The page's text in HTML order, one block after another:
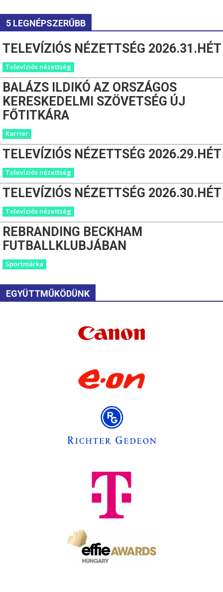
5 LEGNÉPSZERŰBB
TELEVÍZIÓS NÉZETTSÉG 2026.31.HÉT
Televíziós nézettség
BALÁZS ILDIKÓ AZ ORSZÁGOS
KERESKEDELMI SZÖVETSÉG ÚJ
FŐTITKÁRA
Karrier
TELEVÍZIÓS NÉZETTSÉG 2026.29.HÉT
Televíziós nézettség
TELEVÍZIÓS NÉZETTSÉG 2026.30.HÉT
Televíziós nézettség
REBRANDING BECKHAM
FUTBALLKLUBJÁBAN
Sportmárka
EGYÜTTMŰKÖDÜNK